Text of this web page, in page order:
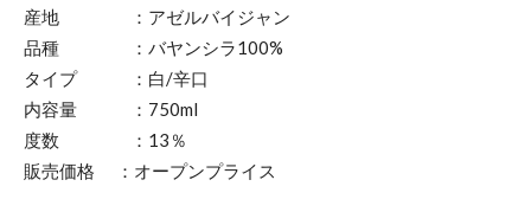
産地 ：アゼルバイジャン
品種 ：バヤンシラ100%
タイプ ：白/辛口
内容量 ：750ml
度数 ：13％
販売価格 ：オープンプライス